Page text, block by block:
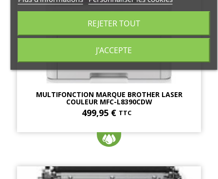
MULTIFONCTION MARQUE BROTHER LASER
COULEUR MFC-L8390CDW
499,95 € TTC
REJETER TOUT
J'ACCEPTE